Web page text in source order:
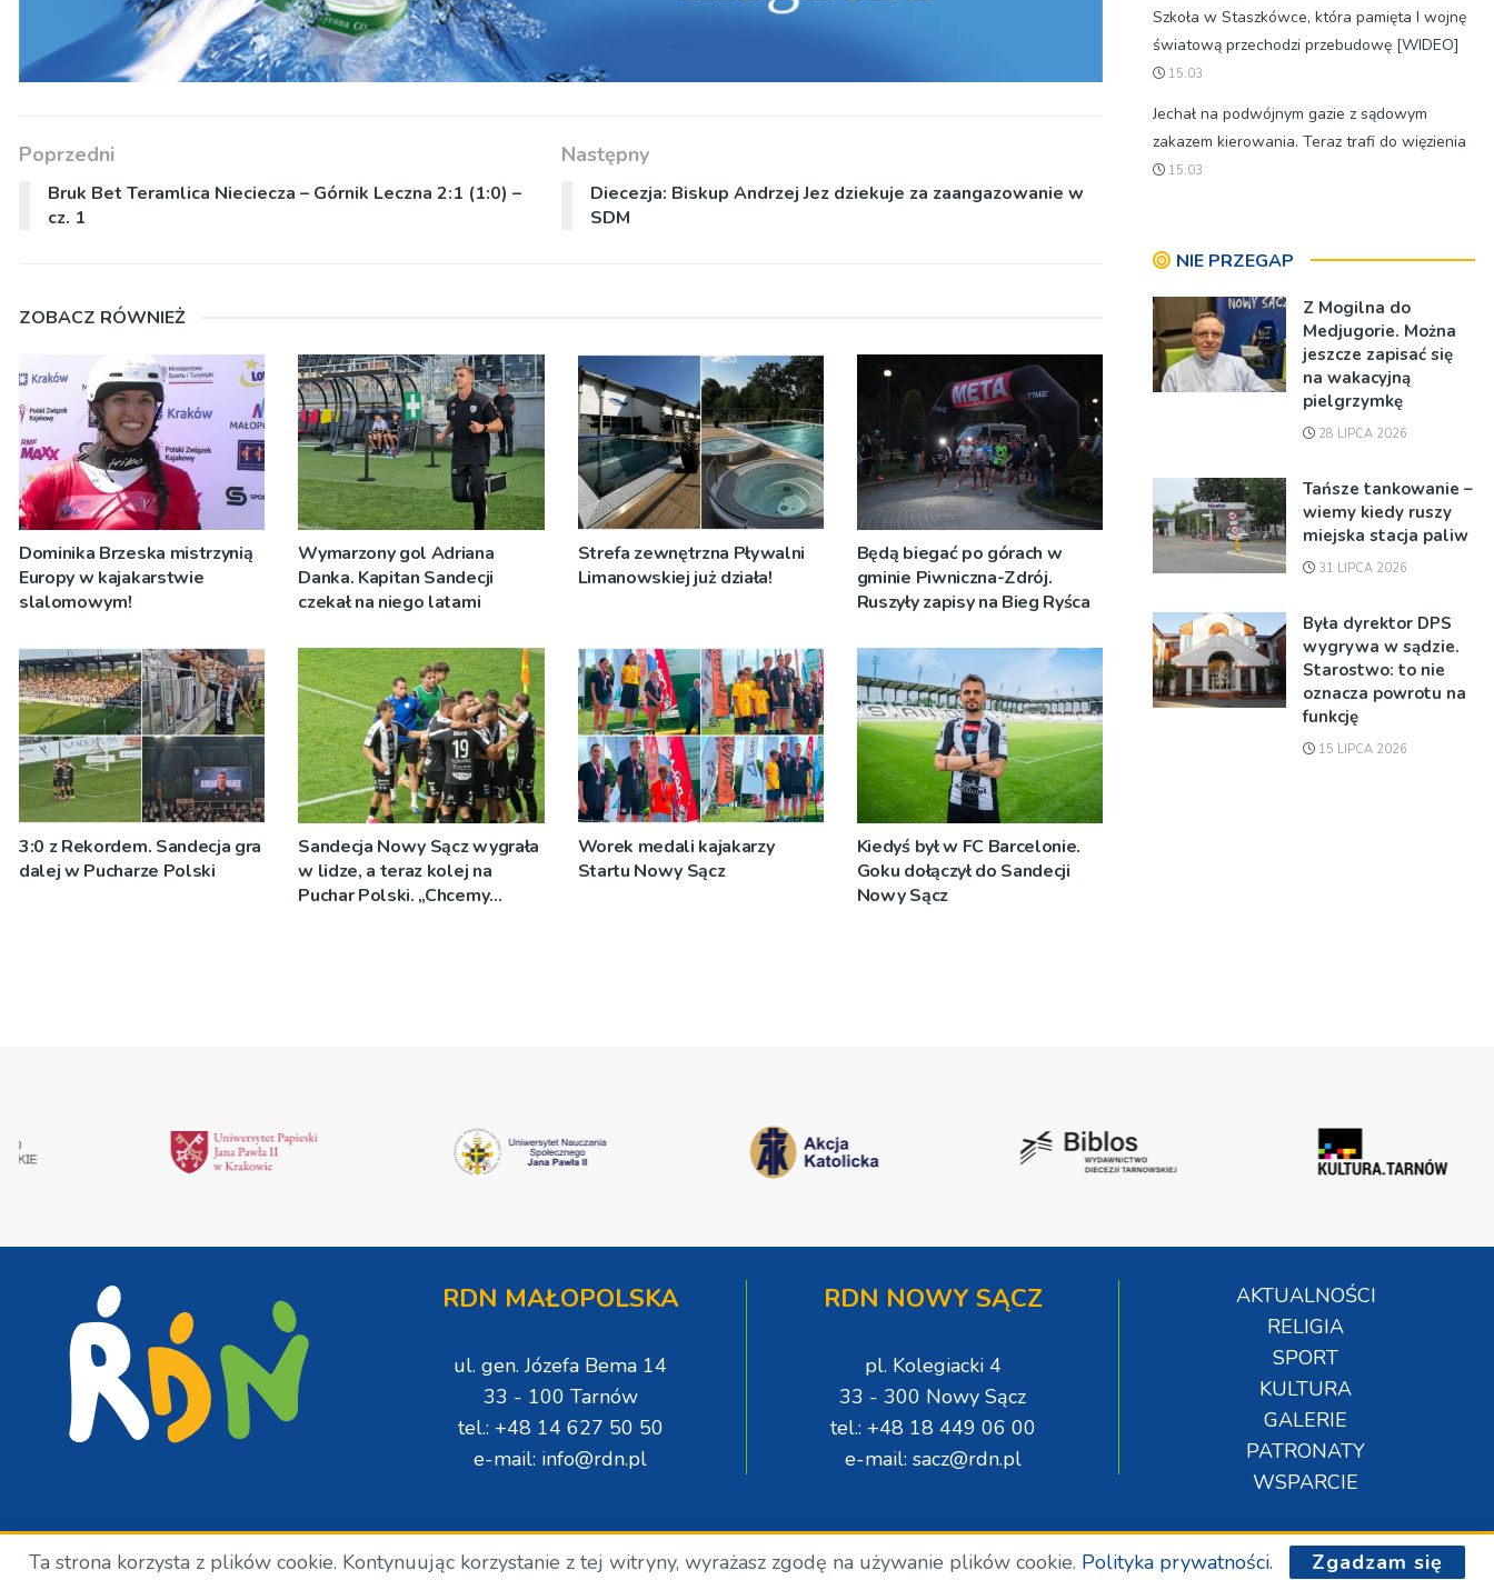
Poprzedni
Bruk Bet Teramlica Nieciecza – Górnik Leczna 2:1 (1:0) –
cz. 1
Następny
Diecezja: Biskup Andrzej Jez dziekuje za zaangazowanie w
SDM
ZOBACZ RÓWNIEŻ
Dominika Brzeska mistrzynią
Europy w kajakarstwie
slalomowym!
Wymarzony gol Adriana
Danka. Kapitan Sandecji
czekał na niego latami
Strefa zewnętrzna Pływalni
Limanowskiej już działa!
Będą biegać po górach w
gminie Piwniczna-Zdrój.
Ruszyły zapisy na Bieg Ryśca
3:0 z Rekordem. Sandecja gra
dalej w Pucharze Polski
Sandecja Nowy Sącz wygrała
w lidze, a teraz kolej na
Puchar Polski. „Chcemy
Worek medali kajakarzy
Startu Nowy Sącz
Kiedyś był w FC Barcelonie.
Goku dołączył do Sandecji
Nowy Sącz
Szkoła w Staszkówce, która pamięta I wojnę
światową przechodzi przebudowę [WIDEO]
15:03
Jechał na podwójnym gazie z sądowym
zakazem kierowania. Teraz trafi do więzienia
15:03
NIE PRZEGAP
Z Mogilna do
Medjugorie. Można
jeszcze zapisać się
na wakacyjną
pielgrzymkę
28 LIPCA 2026
Tańsze tankowanie –
wiemy kiedy ruszy
miejska stacja paliw
31 LIPCA 2026
Była dyrektor DPS
wygrywa w sądzie.
Starostwo: to nie
oznacza powrotu na
funkcję
15 LIPCA 2026
RDN MAŁOPOLSKA
ul. gen. Józefa Bema 14
33 - 100 Tarnów
tel.: +48 14 627 50 50
e-mail: info@rdn.pl
RDN NOWY SĄCZ
pl. Kolegiacki 4
33 - 300 Nowy Sącz
tel.: +48 18 449 06 00
e-mail: sacz@rdn.pl
AKTUALNOŚCI
RELIGIA
SPORT
KULTURA
GALERIE
PATRONATY
WSPARCIE
Copyright © Wszelkie prawa zastrzeżone. RDN. 2024.
Ta strona korzysta z plików cookie. Kontynuując korzystanie z tej witryny, wyrażasz zgodę na używanie plików cookie. Polityka prywatności. Zgadzam się